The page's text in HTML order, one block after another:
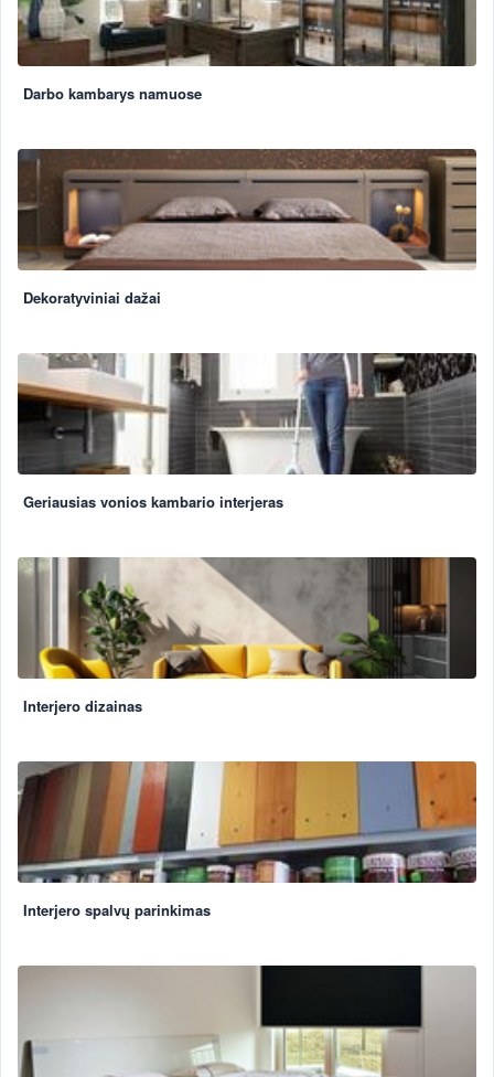
Darbo kambarys namuose
Dekoratyviniai dažai
Geriausias vonios kambario interjeras
Interjero dizainas
Interjero spalvų parinkimas